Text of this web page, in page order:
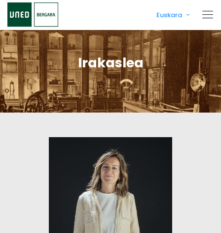
Euskara
Irakaslea